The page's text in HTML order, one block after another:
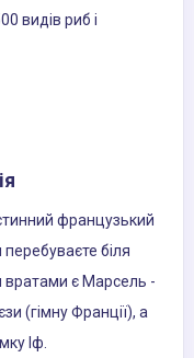
видів риб і
французький
біля
вратами є Марсель -
(гімну Франції), а
Іф.